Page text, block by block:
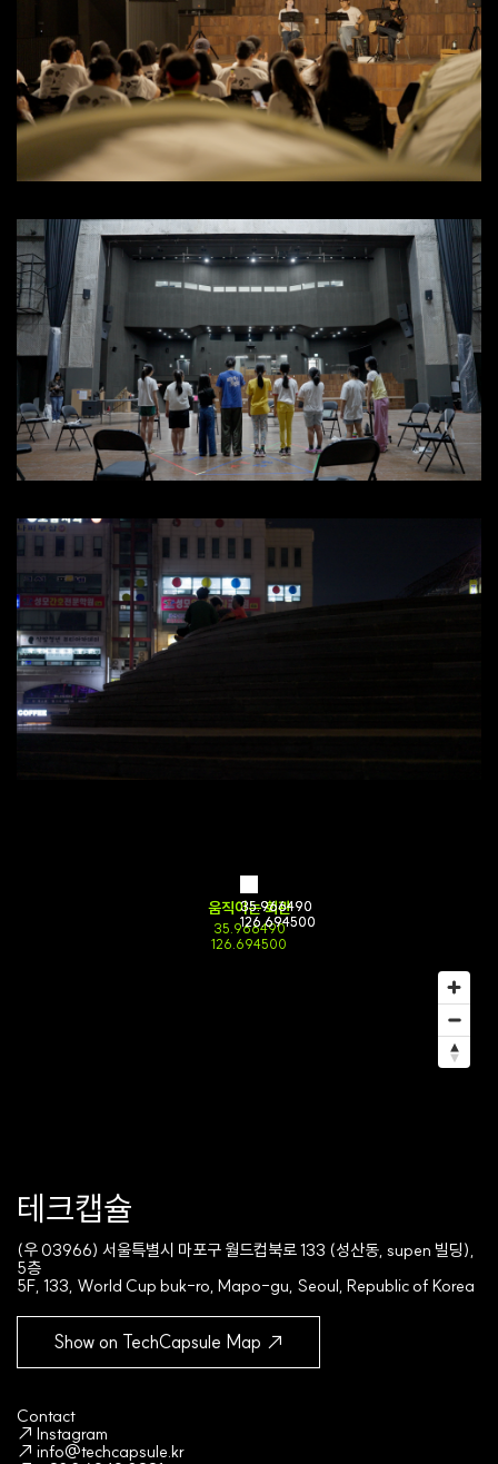
움직이는 회관
35.966490
126.694500
35.966490
126.694500
35.966490
126.694500
테크캡슐
(우 03966) 서울특별시 마포구 월드컵북로 133 (성산동, supen 빌딩),
5층
5F, 133, World Cup buk-ro, Mapo-gu, Seoul, Republic of Korea
Show on TechCapsule Map ↗
Contact
↗ Instagram
↗ info@techcapsule.kr